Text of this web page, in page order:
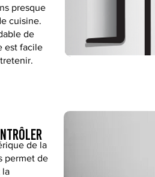
presque
cuisine.
de
est facile
de la
permet de
la